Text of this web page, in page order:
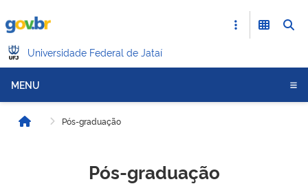
Universidade Federal de Jataí
MENU
Início Pós-graduação
Pós-graduação